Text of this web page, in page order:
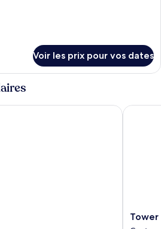
Voir les prix pour vos dates
Tower
Club
Tower
Tower